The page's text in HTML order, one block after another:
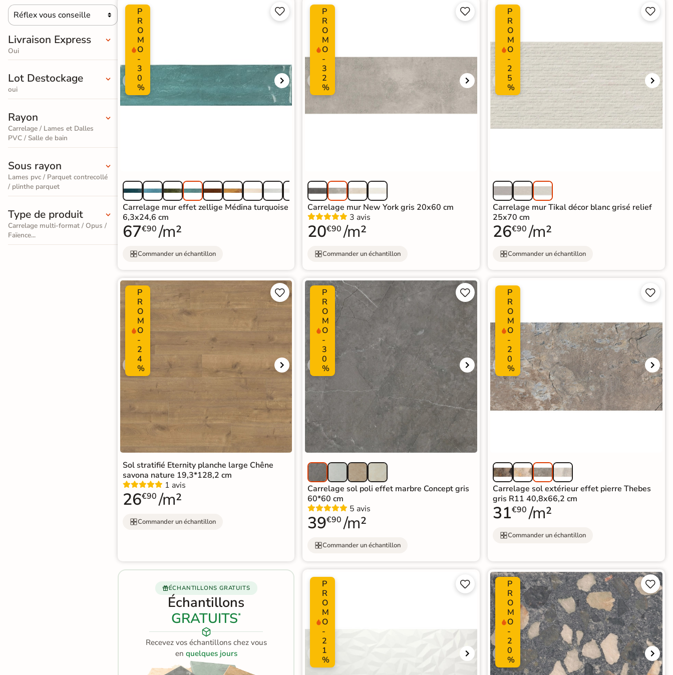
Terrazzo
/ Granito
Carrelage
travertin
imitation
parquet
effet
marbre
Carrelage
effet
pierre
salle de
bain
Accessoires
PAIEMENT SÉCURISÉ
Payez comme
En une ou plusieurs fois
Paiement
100%
sécurisé
Données
cryptées
Confidentialité
garantie
Livraison rapide et soignée
standard
Stratifié
Lame
XXL
Spécial
Salle de
Accessoires pour la pose de parquets et stratifiés
Foncé
Accessoires pour la pose de sols souples
Réflex vous conseille 
Livraison Express
Oui
Lot Destockage
oui
Rayon
Carrelage / Lames et Dalles
PVC / Salle de bain
Sous rayon
Lames pvc / Parquet contrecollé
/ plinthe parquet
Type de produit
Carrelage multi-format / Opus /
Faïence...
P
R
O
M
O
-
3
0
%


Carrelage mur effet zellige Médina turquoise
6,3x24,6 cm
67€90 /m²
Commander un échantillon
P
R
O
M
O
-
3
2
%


Carrelage mur New York gris 20x60 cm
3 avis
20€90 /m²
Commander un échantillon
P
R
O
M
O
-
2
5
%


Carrelage mur Tikal décor blanc grisé relief
25x70 cm
26€90 /m²
Commander un échantillon
P
R
O
M
O
-
2
4
%


Sol stratifié Eternity planche large Chêne
savona nature 19,3*128,2 cm
1 avis
26€90 /m²
Commander un échantillon
P
R
O
M
O
-
3
0
%


Carrelage sol poli effet marbre Concept gris
60*60 cm
5 avis
39€90 /m²
Commander un échantillon
P
R
O
M
O
-
2
0
%


Carrelage sol extérieur effet pierre Thebes
gris R11 40,8x66,2 cm
31€90 /m²
Commander un échantillon
ÉCHANTILLONS GRATUITS
Échantillons
GRATUITS*
Recevez vos échantillons chez vous
en quelques jours
P
R
O
M
O
-
2
1
%


P
R
O
M
O
-
2
0
%

